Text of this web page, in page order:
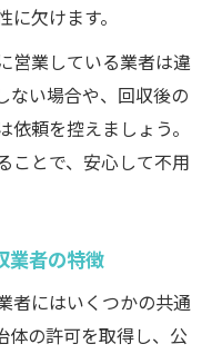
欠けます。
営業している業者は違
ない場合や、回収後の
頼を控えましょう。
ことで、安心して不用
業者の特徴
者にはいくつかの共通
体の許可を取得し、公